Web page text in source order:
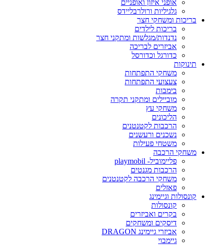
אופני איזון ואופניים
גלגיליות ורולרבליידס
בריכות ומשחקי חצר
בריכות לילדים
נדנדות/מגלשות ומתקני חצר
אביזרים לבריכה
כדורגל וכדורסל
תינוקות
משחקי התפתחות
צעצועי התפתחות
בימבות
מוביילים ומתקני תקרה
משחקי עץ
הליכונים
הרכבות לקטנטנים
נשכנים ורעשנים
משטחי פעילות
משחקי הרכבה
פליימוביל- playmobil
הרכבות מגנטים
משחקי הרכבה לקטנטנים
פאזלים
קונסולות וגיימינג
קונסולות
בקרים ואביזרים
דיסקים ומשחקים
אביזרי גיימינג DRAGON
גיימבוי